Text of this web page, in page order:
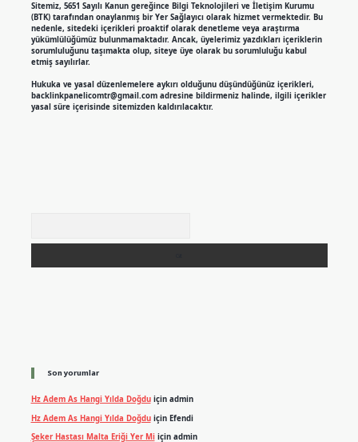
Sitemiz, 5651 Sayılı Kanun gereğince Bilgi Teknolojileri ve İletişim Kurumu
(BTK) tarafından onaylanmış bir Yer Sağlayıcı olarak hizmet vermektedir. Bu
nedenle, sitedeki içerikleri proaktif olarak denetleme veya araştırma
yükümlülüğümüz bulunmamaktadır. Ancak, üyelerimiz yazdıkları içeriklerin
sorumluluğunu taşımakta olup, siteye üye olarak bu sorumluluğu kabul
etmiş sayılırlar.
Hukuka ve yasal düzenlemelere aykırı olduğunu düşündüğünüz içerikleri,
backlinkpanelicomtr@gmail.comadresine bildirmeniz halinde, ilgili içerikler
yasal süre içerisinde sitemizden kaldırılacaktır.
Son yorumlar
Hz Adem As Hangi Yılda Doğduiçin admin
Hz Adem As Hangi Yılda Doğduiçin Efendi
Şeker Hastası Malta Eriği Yer Miiçin admin